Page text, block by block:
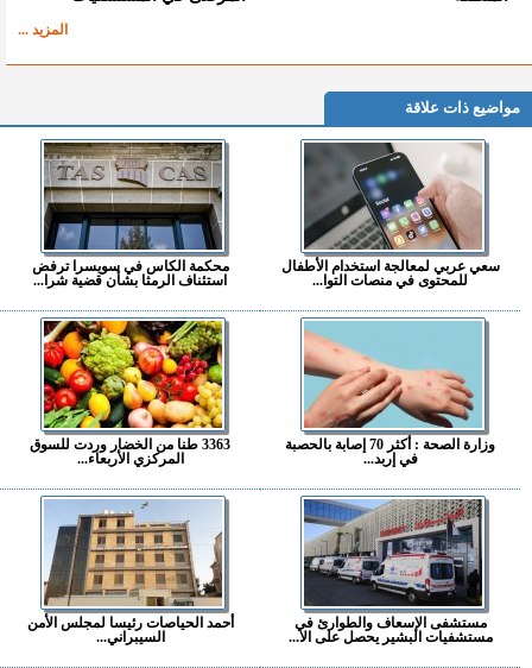
المزيد ...
مواضيع ذات علاقة
سعي عربي لمعالجة استخدام الأطفال
للمحتوى في منصات التوا...
محكمة الكاس في سويسرا ترفض
استئناف الرمثا بشأن قضية شرا...
وزارة الصحة : أكثر 70 إصابة بالحصبة
في إربد...
3363 طنا من الخضار وردت للسوق
المركزي الأربعاء...
مستشفى الإسعاف والطوارئ في
مستشفيات البشير يحصل على الا...
أحمد الحياصات رئيسا لمجلس الأمن
السيبراني...